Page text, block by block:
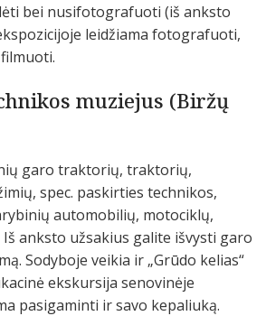
bei nusifotografuoti (iš anksto
leidžiama fotografuoti,
muziejus (Biržų
garo traktorių, traktorių,
spec. paskirties technikos,
automobilių, motociklų,
anksto užsakius galite išvysti garo
Sodyboje veikia ir „Grūdo kelias“
ekskursija senovinėje
pasigaminti ir savo kepaliuką.